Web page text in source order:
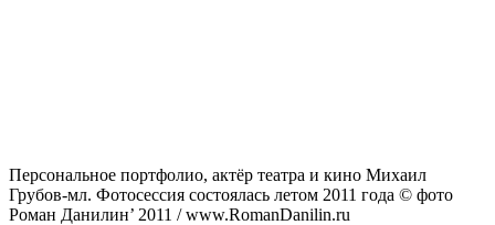
Персональное портфолио, актёр театра и кино Михаил
Грубов-мл. Фотосессия состоялась летом 2011 года © фото
Роман Данилин’ 2011 / www.RomanDanilin.ru